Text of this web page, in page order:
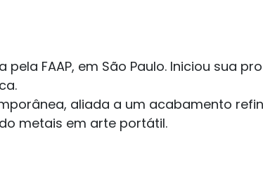
FAAP, em São Paulo. Iniciou sua
aliada a um acabamento
metais em arte portátil.